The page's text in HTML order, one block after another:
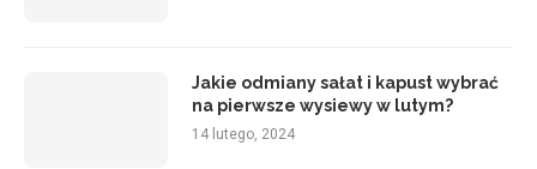
Jakie odmiany sałat i kapust wybrać
na pierwsze wysiewy w lutym?
14 lutego, 2024